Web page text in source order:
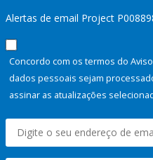
Alertas de email Project
Concordo com os termos do
dados pessoais sejam
assinar as atualizações